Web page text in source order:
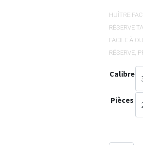
HUÎTRE
RÉSERVE
FACILE À
RÉSERVE
Calibre
Pièces